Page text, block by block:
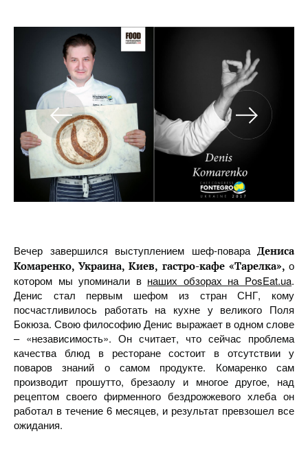
Вечер завершился выступлением шеф-повараДениса
Комаренко, Украина, Киев, гастро-кафе «Тарелка», о
котором мы упоминали в наших обзорах на PosEat.ua.
Денис стал первым шефом из стран СНГ, кому
посчастливилось работать на кухне у великого Поля
Бокюза. Свою философию Денис выражает в одном слове
– «независимость». Он считает, что сейчас проблема
качества блюд в ресторане состоит в отсутствии у
поваров знаний о самом продукте. Комаренко сам
производит прошутто, брезаолу и многое другое, над
рецептом своего фирменного бездрожжевого хлеба он
работал в течение 6 месяцев, и результат превзошел все
ожидания.